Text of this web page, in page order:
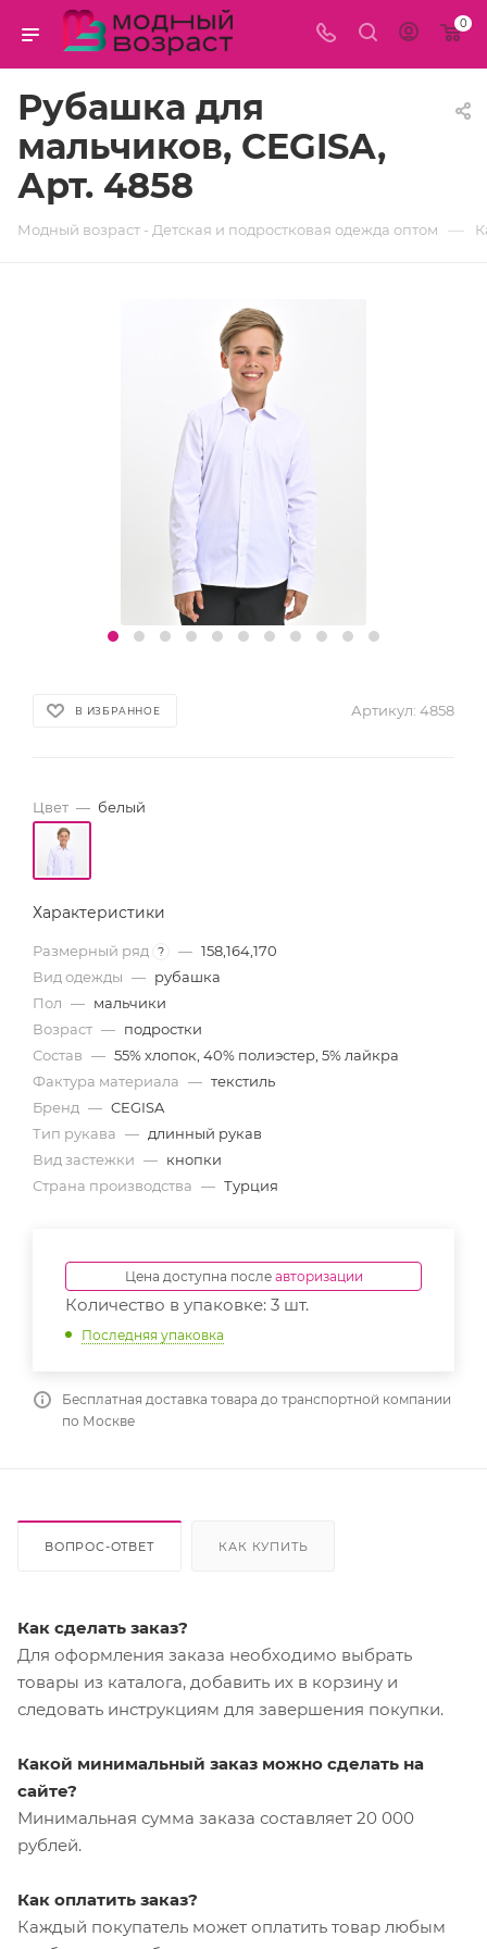
0
Рубашка для
мальчиков, CEGISA,
Арт. 4858
Модный возраст - Детская и подростковая одежда оптом —
В ИЗБРАННОЕ Артикул: 4858
Цвет — белый
Характеристики
Размерный ряд ? — 158,164,170
Вид одежды — рубашка
Пол — мальчики
Возраст — подростки
Состав — 55% хлопок, 40% полиэстер, 5% лайкра
Фактура материала — текстиль
Бренд — CEGISA
Тип рукава — длинный рукав
Вид застежки — кнопки
Страна производства — Турция
Цена доступна после авторизации
Количество в упаковке: 3 шт.
Последняя упаковка
Бесплатная доставка товара до транспортной компании
по Москве
ВОПРОС-ОТВЕТ КАК КУПИТЬ
Как сделать заказ?
Для оформления заказа необходимо выбрать
товары из каталога, добавить их в корзину и
следовать инструкциям для завершения покупки.
Какой минимальный заказ можно сделать на
сайте?
Минимальная сумма заказа составляет 20 000
рублей.
Как оплатить заказ?
Каждый покупатель может оплатить товар любым